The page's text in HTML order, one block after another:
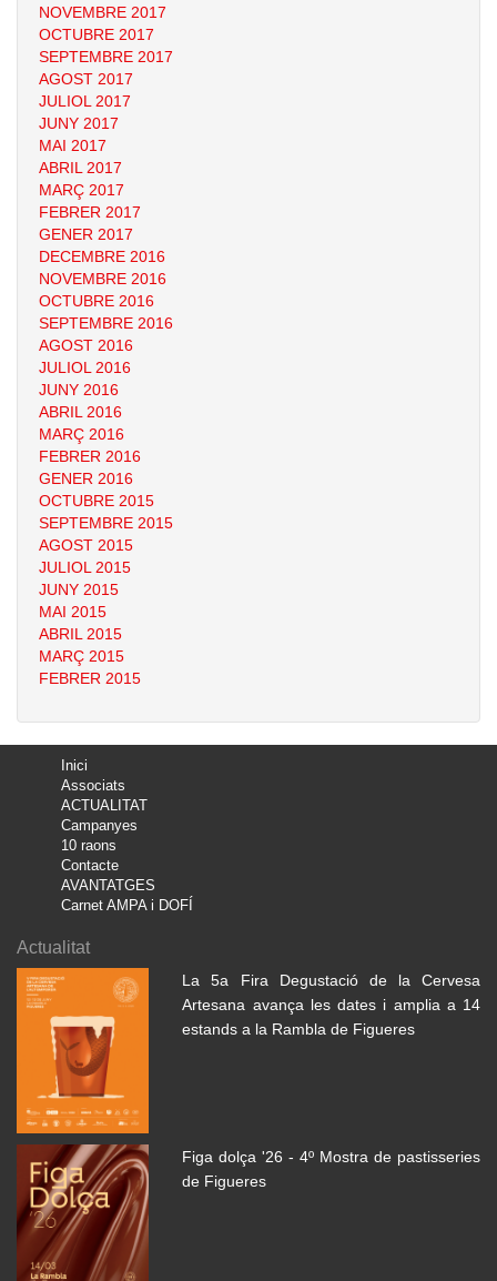
NOVEMBRE 2017
OCTUBRE 2017
SEPTEMBRE 2017
AGOST 2017
JULIOL 2017
JUNY 2017
MAI 2017
ABRIL 2017
MARÇ 2017
FEBRER 2017
GENER 2017
DECEMBRE 2016
NOVEMBRE 2016
OCTUBRE 2016
SEPTEMBRE 2016
AGOST 2016
JULIOL 2016
JUNY 2016
ABRIL 2016
MARÇ 2016
FEBRER 2016
GENER 2016
OCTUBRE 2015
SEPTEMBRE 2015
AGOST 2015
JULIOL 2015
JUNY 2015
MAI 2015
ABRIL 2015
MARÇ 2015
FEBRER 2015
Inici
Associats
ACTUALITAT
Campanyes
10 raons
Contacte
AVANTATGES
Carnet AMPA i DOFÍ
Actualitat
La 5a Fira Degustació de la Cervesa
Artesana avança les dates i amplia a 14
estands a la Rambla de Figueres
Figa dolça '26 - 4º Mostra de pastisseries
de Figueres